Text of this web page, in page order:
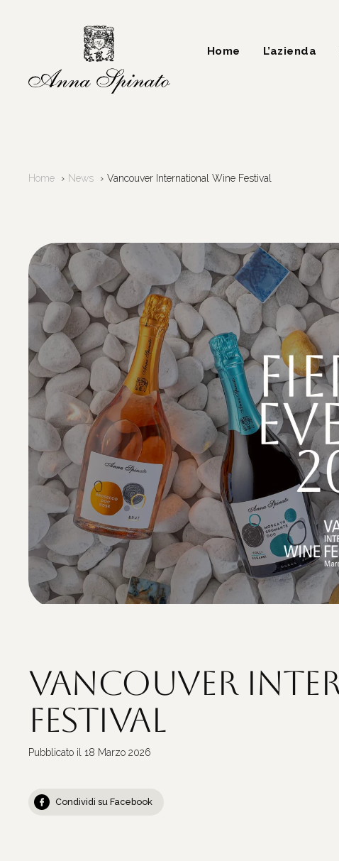
Home L’azienda
Home News Vancouver International Wine Festival
Vancouver
Festival
Pubblicato il 18 Marzo 2026
Condividi su Facebook